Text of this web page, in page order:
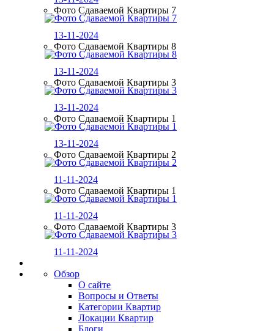
Фото Сдаваемой Квартиры 7
13-11-2024
Фото Сдаваемой Квартиры 8
13-11-2024
Фото Сдаваемой Квартиры 3
13-11-2024
Фото Сдаваемой Квартиры 1
13-11-2024
Фото Сдаваемой Квартиры 2
11-11-2024
Фото Сдаваемой Квартиры 1
11-11-2024
Фото Сдаваемой Квартиры 3
11-11-2024
Обзор
О сайте
Вопросы и Ответы
Категории Квартир
Локации Квартир
Блоги